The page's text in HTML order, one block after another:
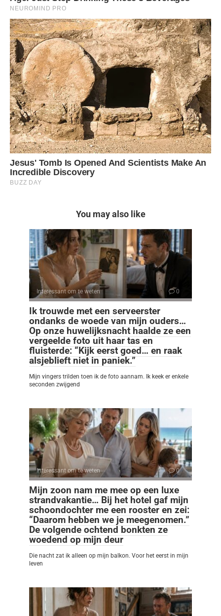
You may also like
Interessant om te weten 0
Ik trouwde met een serveerster
ondanks de woede van mijn ouders…
Op onze huwelijksnacht haalde ze een
vergeelde foto uit haar tas en
fluisterde: “Kijk eerst goed… en raak
alsjeblieft niet in paniek.”
Mijn vingers trilden toen ik de foto aannam. Ik keek er enkele
seconden zwijgend
Interessant om te weten 0
Mijn zoon nam me mee op een luxe
strandvakantie… Bij het hotel gaf mijn
schoondochter me een rooster en zei:
“Daarom hebben we je meegenomen.”
De volgende ochtend bonkten ze
woedend op mijn deur
Die nacht zat ik alleen op mijn balkon. Voor het eerst in mijn
leven